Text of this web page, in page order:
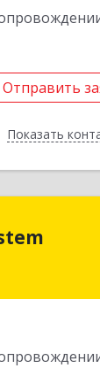
Отправить
Показать
Отправить
Назад
,